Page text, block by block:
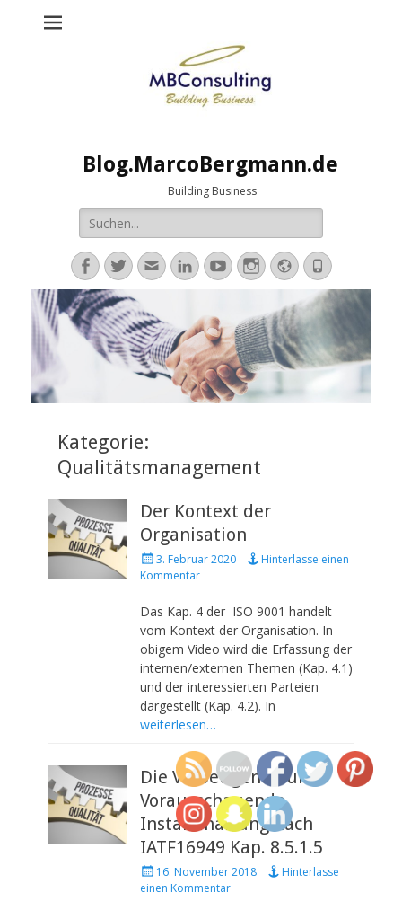
Blog.MarcoBergmann.de
Building Business
Suche
nach:
Facebook
Twitter
E-
Mail
LinkedInYouTubeInstagram
WebsiteTelefon
Kategorie:
Qualitätsmanagement
Der Kontext der
Organisation
P
o
t
d
o
n
3. Februar 2020
Hinterlasse einen
Kommentar
Das Kap. 4 der ISO 9001 handelt
vom Kontext der Organisation. In
obigem Video wird die Erfassung der
internen/externen Themen (Kap. 4.1)
und der interessierten Parteien
dargestellt (Kap. 4.2). In
weiterlesen…
Die Vorbeugende und
Vorausschauende
Instandhaltung nach
IATF16949 Kap. 8.5.1.5
P
o
16. November 2018
Hinterlasse
einen Kommentar